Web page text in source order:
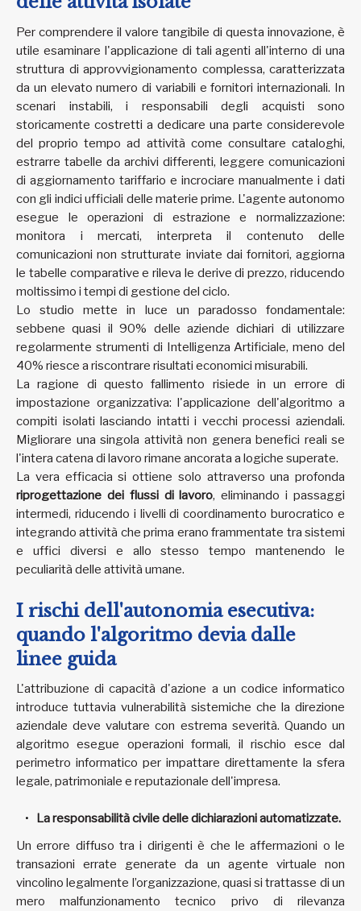
Per comprendere il valore tangibile di questa innovazione, è
utile esaminare l'applicazione di tali agenti all'interno di una
struttura di approvvigionamento complessa, caratterizzata
da un elevato numero di variabili e fornitori internazionali. In
scenari instabili, i responsabili degli acquisti sono
storicamente costretti a dedicare una parte considerevole
del proprio tempo ad attività come consultare cataloghi,
estrarre tabelle da archivi differenti, leggere comunicazioni
di aggiornamento tariffario e incrociare manualmente i dati
con gli indici ufficiali delle materie prime. L'agente autonomo
esegue le operazioni di estrazione e normalizzazione:
monitora i mercati, interpreta il contenuto delle
comunicazioni non strutturate inviate dai fornitori, aggiorna
le tabelle comparative e rileva le derive di prezzo, riducendo
moltissimo i tempi di gestione del ciclo.
Lo studio mette in luce un paradosso fondamentale:
sebbene quasi il 90% delle aziende dichiari di utilizzare
regolarmente strumenti di Intelligenza Artificiale, meno del
40% riesce a riscontrare risultati economici misurabili.
La ragione di questo fallimento risiede in un errore di
impostazione organizzativa: l'applicazione dell'algoritmo a
compiti isolati lasciando intatti i vecchi processi aziendali.
Migliorare una singola attività non genera benefici reali se
l'intera catena di lavoro rimane ancorata a logiche superate.
La vera efficacia si ottiene solo attraverso una profonda
riprogettazione dei flussi di lavoro, eliminando i passaggi
intermedi, riducendo i livelli di coordinamento burocratico e
integrando attività che prima erano frammentate tra sistemi
e uffici diversi e allo stesso tempo mantenendo le
peculiarità delle attività umane.
I rischi dell'autonomia esecutiva:
quando l'algoritmo devia dalle
linee guida
L'attribuzione di capacità d'azione a un codice informatico
introduce tuttavia vulnerabilità sistemiche che la direzione
aziendale deve valutare con estrema severità. Quando un
algoritmo esegue operazioni formali, il rischio esce dal
perimetro informatico per impattare direttamente la sfera
legale, patrimoniale e reputazionale dell'impresa.
La responsabilità civile delle dichiarazioni automatizzate.
Un errore diffuso tra i dirigenti è che le affermazioni o le
transazioni errate generate da un agente virtuale non
vincolino legalmente l’organizzazione, quasi si trattasse di un
mero malfunzionamento tecnico privo di rilevanza